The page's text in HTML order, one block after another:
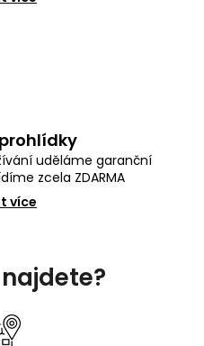
uděláme garanční
zcela ZDARMA
více